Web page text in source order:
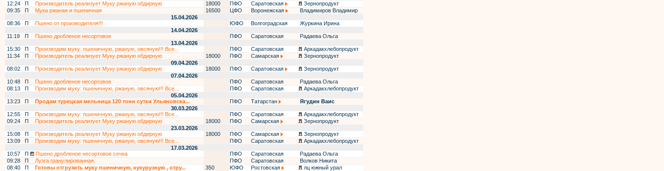
12:24
П Производитель реализует Муку ржаную обдирную 18000 ПФО Саратовская
Зернопродукт
09:35
П Мука ржаная и пшеничная 16500 ЦФО Воронежская
Владимиров Владимир
15.04.2026
08:36
П Пшено от производителя!!! ЮФО Волгоградская
Журкина Ирина
14.04.2026
11:19
П Пшено дробленое несортовое ПФО Саратовская
Радаева Ольга
13.04.2026
15:30
П Производим муку: пшеничную, ржаную, овсяную!!! Все... ПФО Саратовская
Аркадакхлебопродукт
11:34
П Производитель реализует Муку ржаную обдирную 18000 ПФО Самарская
Зернопродукт
09.04.2026
08:02
П Производитель реализует Муку ржаную обдирную 18000 ПФО Саратовская
Зернопродукт
07.04.2026
10:48
П Пшено дробленое несортовое ПФО Саратовская
Радаева Ольга
08:13
П Производим муку: пшеничную, ржаную, овсяную!!! Все... ПФО Саратовская
Аркадакхлебопродукт
05.04.2026
13:23
П Продам турецкая мельница 120 тонн сутки Ульяновска... ПФО Татарстан
Ягудин Ваис
30.03.2026
12:55
П Производим муку: пшеничную, ржаную, овсяную!!! Все... ПФО Саратовская
Аркадакхлебопродукт
09:24
П Производитель реализует Муку ржаную обдирную 18000 ПФО Самарская
Зернопродукт
23.03.2026
15:08
П Производитель реализует Муку ржаную обдирную 18000 ПФО Самарская
Зернопродукт
13:09
П Производим муку: пшеничную, ржаную, овсяную!!! Все... ПФО Саратовская
Аркадакхлебопродукт
17.03.2026
10:57
П Пшено дробленое несортовое сечка ПФО Саратовская
Радаева Ольга
09:28
П Лузга гранулированная. ПФО Саратовская
Волков Никита
08:40
П Готовы отгрузить муку пшеничную, кукурузную , отру... 350 ЮФО Ростовская
лц южный урал